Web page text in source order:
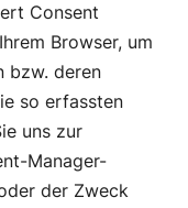
Consent
Browser, um
bzw. deren
so erfassten
uns zur
Manager-
der Zweck